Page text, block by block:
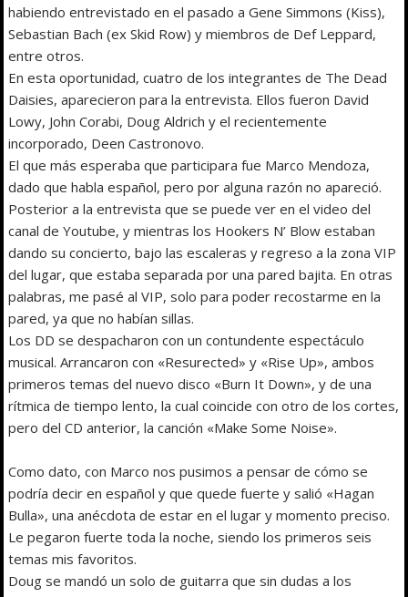
habiendo entrevistado en el pasado a Gene Simmons (Kiss),
Sebastian Bach (ex Skid Row) y miembros de Def Leppard,
entre otros.
En esta oportunidad, cuatro de los integrantes de The Dead
Daisies, aparecieron para la entrevista. Ellos fueron David
Lowy, John Corabi, Doug Aldrich y el recientemente
incorporado, Deen Castronovo.
El que más esperaba que participara fue Marco Mendoza,
dado que habla español, pero por alguna razón no apareció.
Posterior a la entrevista que se puede ver en el video del
canal de Youtube, y mientras los Hookers N’ Blow estaban
dando su concierto, bajo las escaleras y regreso a la zona VIP
del lugar, que estaba separada por una pared bajita. En otras
palabras, me pasé al VIP, solo para poder recostarme en la
pared, ya que no habían sillas.
Los DD se despacharon con un contundente espectáculo
musical. Arrancaron con «Resurected» y «Rise Up», ambos
primeros temas del nuevo disco «Burn It Down», y de una
rítmica de tiempo lento, la cual coincide con otro de los cortes,
pero del CD anterior, la canción «Make Some Noise».
Como dato, con Marco nos pusimos a pensar de cómo se
podría decir en español y que quede fuerte y salió «Hagan
Bulla», una anécdota de estar en el lugar y momento preciso.
Le pegaron fuerte toda la noche, siendo los primeros seis
temas mis favoritos.
Doug se mandó un solo de guitarra que sin dudas a los